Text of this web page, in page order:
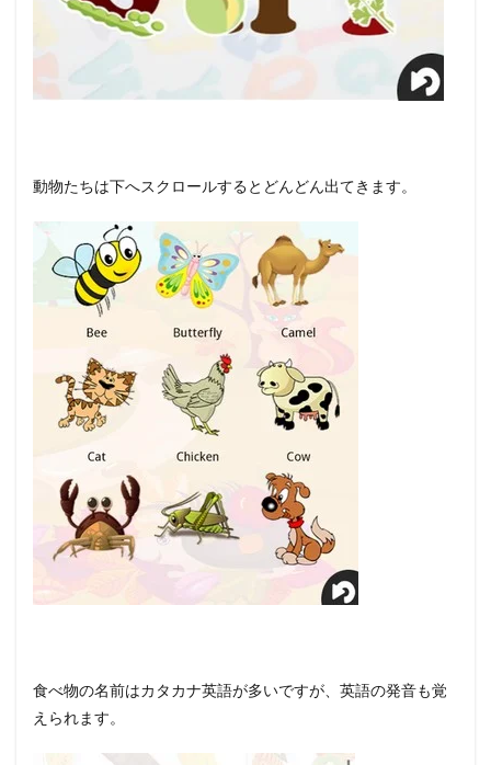
動物たちは下へスクロールするとどんどん出てきます。
食べ物の名前はカタカナ英語が多いですが、英語の発音も覚
えられます。